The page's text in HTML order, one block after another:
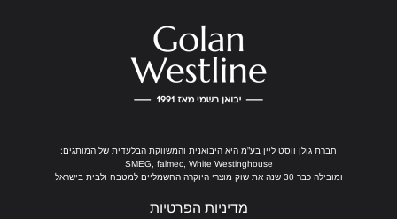
חברת גולן ווסט ליין בע”מ היא היבואנית והמשווקת הבלעדית של המותגים:
SMEG, falmec, White Westinghouse
ומובילה כבר 30 שנה את שוק מוצרי היוקרה החשמליים למטבח ולבית בישראל
מדיניות הפרטיות